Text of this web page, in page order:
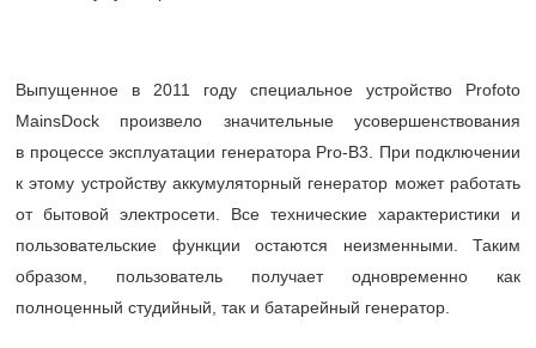
Выпущенное в 2011 году специальное устройство Profoto
MainsDock произвело значительные усовершенствования
в процессе эксплуатации генератора Pro-B3. При подключении
к этому устройству аккумуляторный генератор может работать
от бытовой электросети. Все технические характеристики и
пользовательские функции остаются неизменными. Таким
образом, пользователь получает одновременно как
полноценный студийный, так и батарейный генератор.